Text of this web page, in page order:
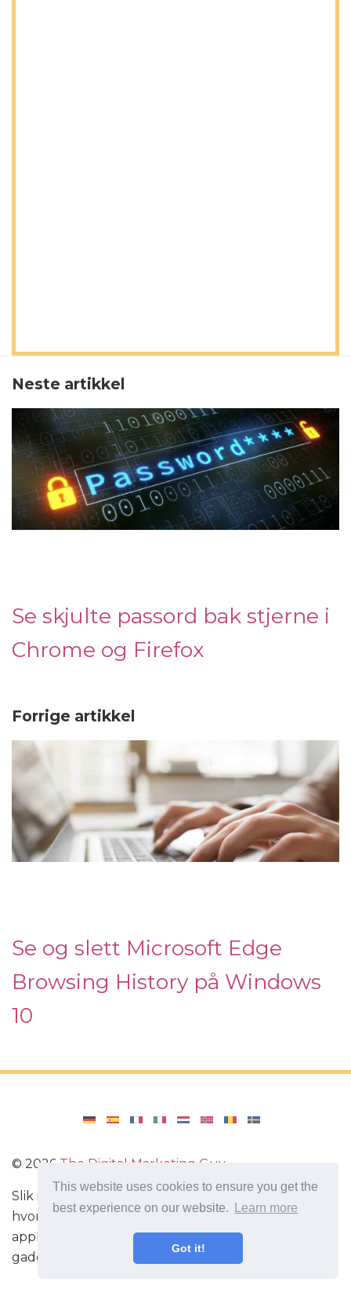
This website uses cookies to ensure you get the
best experience on our website.
Learn more
Got it!
Neste artikkel
Se skjulte passord bak stjerne i
Chrome og Firefox
Forrige artikkel
Se og slett Microsoft Edge
Browsing History på Windows
10
© 2026 The Digital Marketing Guy
Slik installerer du Windows på datamaskinen din,
hvordan du konfigurerer Windows. Anmeldelser av
applikasjoner og spill for Android, omtaler av
gadgets med Android-systemet.